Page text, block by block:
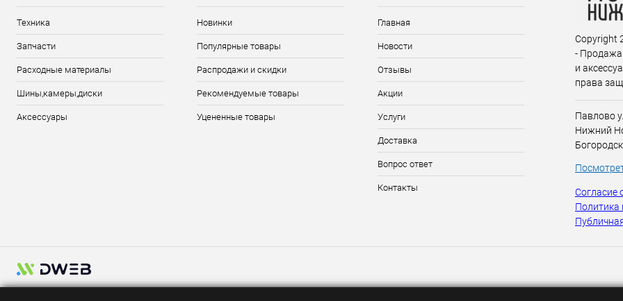
Техника
Запчасти
Расходные материалы
Шины,камеры,диски
Аксессуары
Новинки
Популярные товары
Распродажи и скидки
Рекомендуемые товары
Уцененные товары
Главная
Новости
Отзывы
Акции
Услуги
Доставка
Вопрос ответ
Контакты
Copyright
- Продажа
и
права
Павлово
Нижний
Согласие
Политика